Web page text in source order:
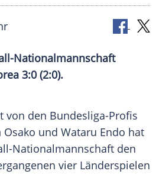
Nationalmannschaft
3:0 (2:0).
von den Bundesliga-Profis
Osako und Wataru Endo hat
Nationalmannschaft den
vier Länderspielen